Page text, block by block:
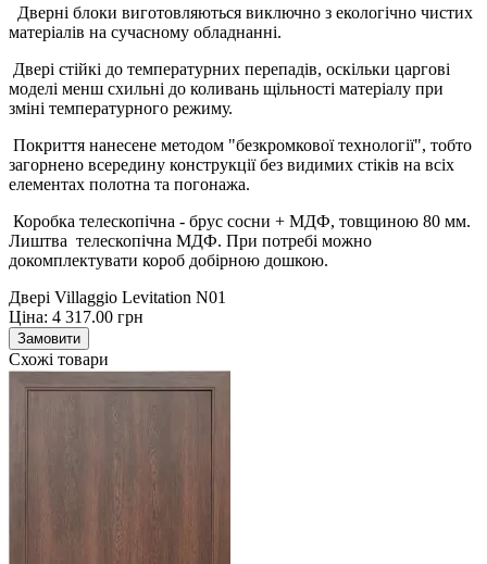
Дверні блоки виготовляються виключно з екологічно чистих
матеріалів на сучасному обладнанні.
Двері стійкі до температурних перепадів, оскільки царгові
моделі менш схильні до коливань щільності матеріалу при
зміні температурного режиму.
Покриття нанесене методом "безкромкової технології", тобто
загорнено всередину конструкції без видимих стіків на всіх
елементах полотна та погонажа.
Коробка телескопічна - брус сосни + МДФ, товщиною 80 мм.
Лиштва телескопічна МДФ. При потребі можно
докомплектувати короб добірною дошкою.
Двері Villaggio Levitation N01
Ціна: 4 317.00 грн
Замовити
Схожі товари